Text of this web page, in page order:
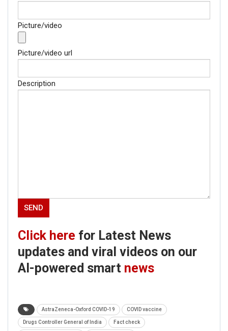
Picture/video
Picture/video url
Description
Click here for Latest News
updates and viral videos on our
AI-powered smart news
AstraZeneca-Oxford COVID-19 COVID vaccine
Drugs Controller General of India Fact check